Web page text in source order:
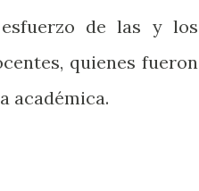
de las y los
quienes fueron
académica.